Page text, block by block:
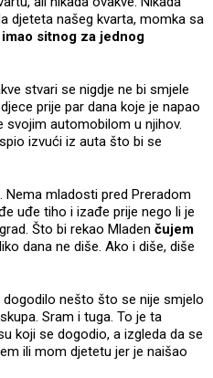
djeteta našeg kvarta, momka sa
sitnog za jednog
stvari se nigdje ne bi smjele
prije par dana koje je napao
svojim automobilom u njihov.
izvući iz auta što bi se
Nema mladosti pred Preradom
uđe tiho i izađe prije nego li je
Što bi rekao Mladen čujem
dana ne diše. Ako i diše, diše
nešto što se nije smjelo
Sram i tuga. To je ta
koji se dogodio, a izgleda da se
ili mom djetetu jer je naišao